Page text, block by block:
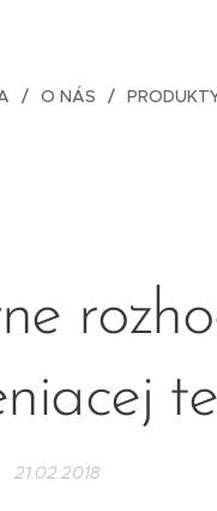
O NÁS
21.02.2018